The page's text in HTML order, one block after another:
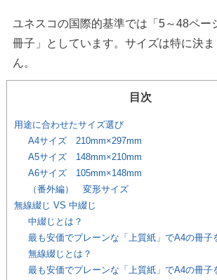
ユネスコの国際的基準では「5～48ペー
冊子」としています。サイズは特に決
ん。
目次
用途に合わせたサイズ選び
A4サイズ 210mm×297mm
A5サイズ 148mm×210mm
A6サイズ 105mm×148mm
（番外編） 変形サイズ
無線綴じ VS 中綴じ
中綴じとは？
最も安価でプレーンな「上質紙」でA4の冊子
無線綴じとは？
最も安価でプレーンな「上質紙」でA4の冊子